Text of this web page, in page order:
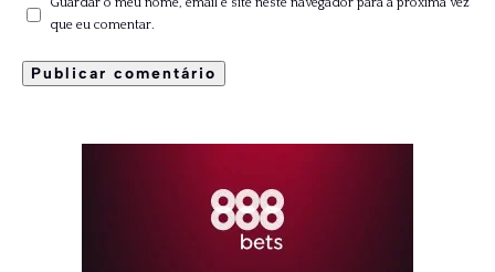
Guardar o meu nome, email e site neste navegador para a próxima vez
que eu comentar.